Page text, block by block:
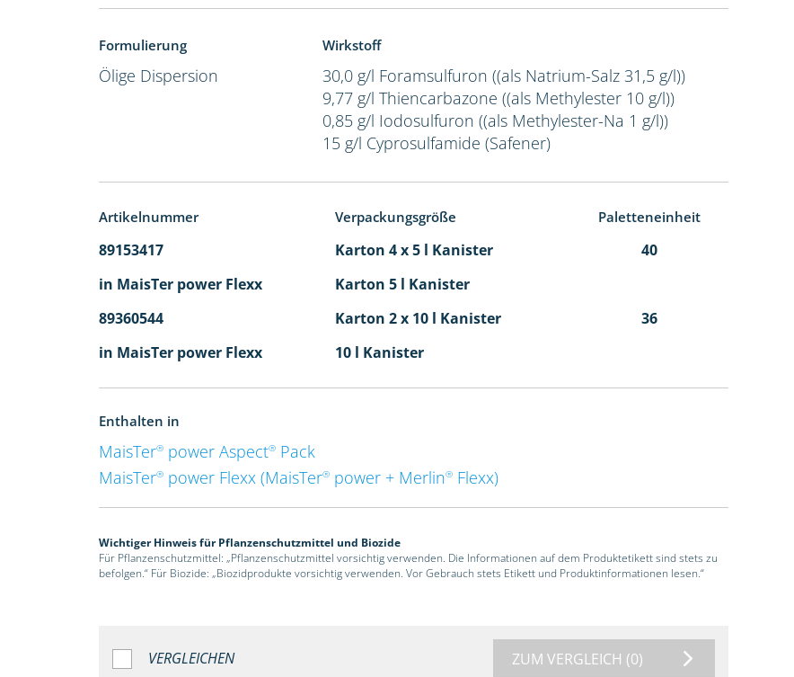
Formulierung
Ölige Dispersion
Wirkstoff
30,0 g/l Foramsulfuron ((als Natrium-Salz 31,5 g/l))
9,77 g/l Thiencarbazone ((als Methylester 10 g/l))
0,85 g/l Iodosulfuron ((als Methylester-Na 1 g/l))
15 g/l Cyprosulfamide (Safener)
Artikelnummer Verpackungsgröße Paletteneinheit
89153417 Karton 4 x 5 l Kanister
40
in MaisTer power Flexx
Karton 5 l Kanister
89360544
Karton 2 x 10 l Kanister
36
in MaisTer power Flexx
10 l Kanister
Enthalten in
MaisTer® power Aspect® Pack
MaisTer® power Flexx (MaisTer® power + Merlin® Flexx)
Wichtiger Hinweis für Pflanzenschutzmittel und Biozide
Für Pflanzenschutzmittel: „Pflanzenschutzmittel vorsichtig verwenden. Die Informationen auf dem Produktetikett sind stets zu
befolgen.“ Für Biozide: „Biozidprodukte vorsichtig verwenden. Vor Gebrauch stets Etikett und Produktinformationen lesen.“
VERGLEICHEN ZUM VERGLEICH (0)